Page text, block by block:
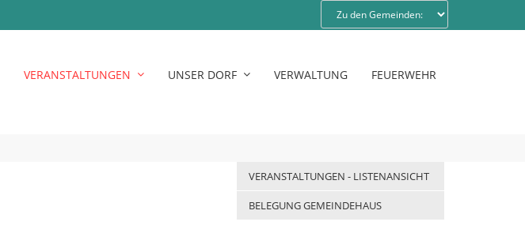
VERANSTALTUNGEN UNSER DORF VERWALTUNG FEUERWEHR
VERANSTALTUNGEN - LISTENANSICHT
BELEGUNG GEMEINDEHAUS